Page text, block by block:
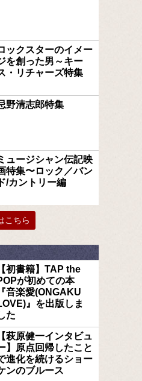
ックスターのイメー
を創った男～キー
・リチャーズ特集
野清志郎特集
ュージシャン伝記映
特集〜ロック／バン
ド/カントリー編
こちら
【初書籍】TAP the
が初めての本
『音楽愛(ONGAKU
』を出版しま
た
【萩原健一インタビュ
】原点回帰したこと
進化を続けるショー
ンのブルース